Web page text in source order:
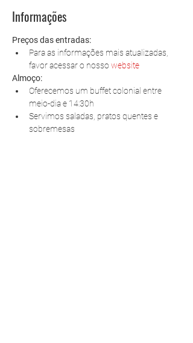
Informações
Preços das entradas:
Para as informações mais atualizadas,
favor acessar o nosso website
Almoço:
Oferecemos um buffet colonial entre
meio-dia e 14:30h
Servimos saladas, pratos quentes e
sobremesas